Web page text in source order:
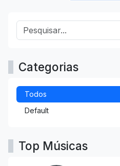
Categorias
Todos
Default
Top Músicas